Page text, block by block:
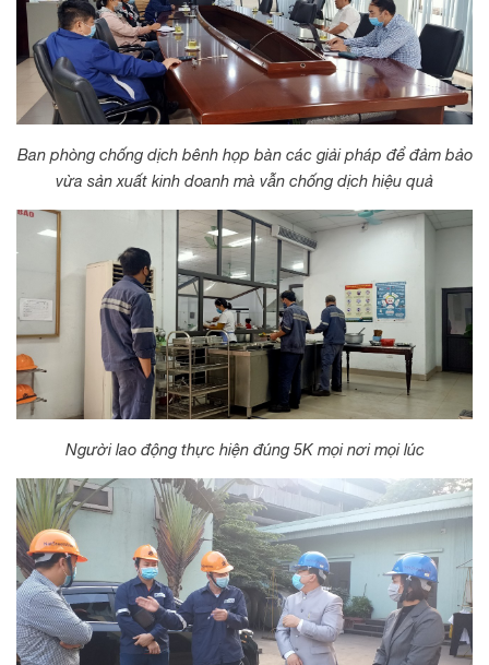
Ban phòng chống dịch bênh họp bàn các giải pháp để đảm bảo
vừa sản xuất kinh doanh mà vẫn chống dịch hiệu quả
Người lao động thực hiện đúng 5K mọi nơi mọi lúc